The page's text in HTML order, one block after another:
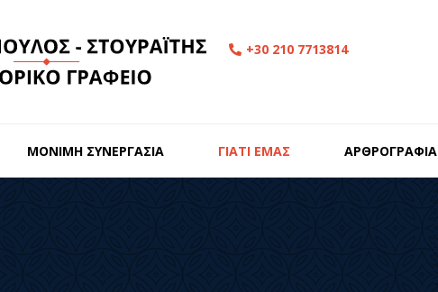
+30 210 7713814
ΜΟΝΙΜΗ ΣΥΝΕΡΓΑΣΙΑ ΓΙΑΤΙ ΕΜΑΣ ΑΡΘΡΟΓΡΑΦΙΑ